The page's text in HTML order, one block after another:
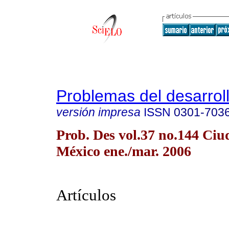
Problemas del
versión impresa ISSN 0301-
Prob. Des vol.37 no.144
México ene./mar. 2006
Artículos